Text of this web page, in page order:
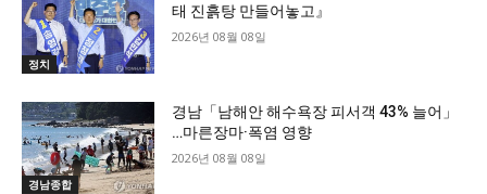
정치
태 진흙탕 만들어놓고』
2026년 08월 08일
경남종합
경남「남해안 해수욕장 피서객 43% 늘어」
…마른장마·폭염 영향
2026년 08월 08일